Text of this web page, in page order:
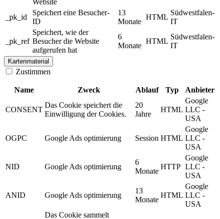
Website
_pk_id
Speichert eine Besucher-
ID
13
Monate
HTML
Südwestfalen-
IT
_pk_ref
Speichert, wie der
Besucher die Website
aufgerufen hat
6
Monate
HTML
Südwestfalen-
IT
Kartenmaterial
Zustimmen
Name Zweck Ablauf Typ Anbieter
CONSENT
Das Cookie speichert die
Einwilligung der Cookies.
20
Jahre
HTML
Google
LLC -
USA
OGPC Google Ads optimierung Session HTML
Google
LLC -
USA
NID Google Ads optimierung
6
Monate
HTTP
Google
LLC -
USA
ANID Google Ads optimierung
13
Monate
HTML
Google
LLC -
USA
Das Cookie sammelt